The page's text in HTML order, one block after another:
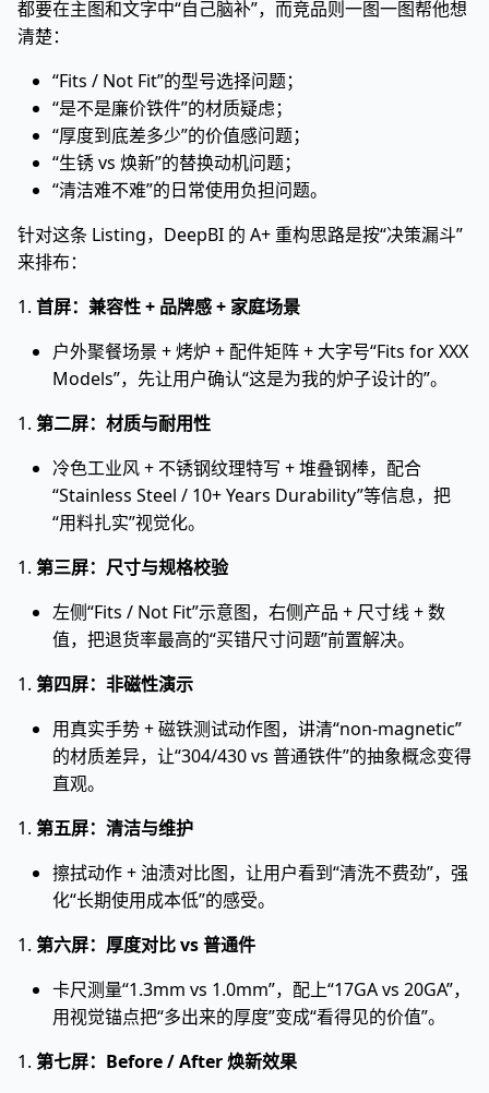
都要在主图和文字中“自己脑补”，而竞品则一图一图帮他想
清楚：
“Fits / Not Fit”的型号选择问题；
“是不是廉价铁件”的材质疑虑；
“厚度到底差多少”的价值感问题；
“生锈 vs 焕新”的替换动机问题；
“清洁难不难”的日常使用负担问题。
针对这条 Listing，DeepBI 的 A+ 重构思路是按“决策漏斗”
来排布：
1. 首屏：兼容性 + 品牌感 + 家庭场景
户外聚餐场景 + 烤炉 + 配件矩阵 + 大字号“Fits for XXX
Models”，先让用户确认“这是为我的炉子设计的”。
1. 第二屏：材质与耐用性
冷色工业风 + 不锈钢纹理特写 + 堆叠钢棒，配合
“Stainless Steel / 10+ Years Durability”等信息，把
“用料扎实”视觉化。
1. 第三屏：尺寸与规格校验
左侧“Fits / Not Fit”示意图，右侧产品 + 尺寸线 + 数
值，把退货率最高的“买错尺寸问题”前置解决。
1. 第四屏：非磁性演示
用真实手势 + 磁铁测试动作图，讲清“non-magnetic”
的材质差异，让“304/430 vs 普通铁件”的抽象概念变得
直观。
1. 第五屏：清洁与维护
擦拭动作 + 油渍对比图，让用户看到“清洗不费劲”，强
化“长期使用成本低”的感受。
1. 第六屏：厚度对比 vs 普通件
卡尺测量“1.3mm vs 1.0mm”，配上“17GA vs 20GA”，
用视觉锚点把“多出来的厚度”变成“看得见的价值”。
1. 第七屏：Before / After 焕新效果